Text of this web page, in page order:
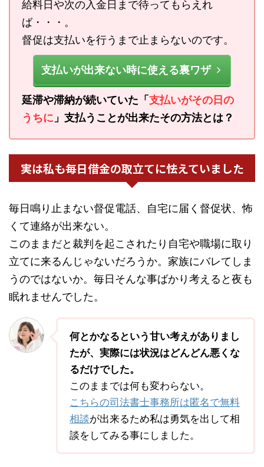
給料日や次の入金日まで待ってもらえれ
ば・・・。
督促は支払いを行うまで止まらないのです。
支払いが出来ない時に使える裏ワザ
延滞や滞納が続いていた「 支払いがその日の
うちに 」支払うことが出来たその方法とは？
実は私も毎日借金の取立てに怯えていました
毎日鳴り止まない督促電話、自宅に届く督促状、怖
くて連絡が出来ない。
このままだと裁判を起こされたり自宅や職場に取り
立てに来るんじゃないだろうか。家族にバレてしま
うのではないか。毎日そんな事ばかり考えると夜も
眠れませんでした。
何とかなるという甘い考えがありまし
たが、実際には状況はどんどん悪くな
るだけでした。
このままでは何も変わらない。
こちらの司法書士事務所は匿名で無料
相談が出来るため私は勇気を出して相
談をしてみる事にしました。